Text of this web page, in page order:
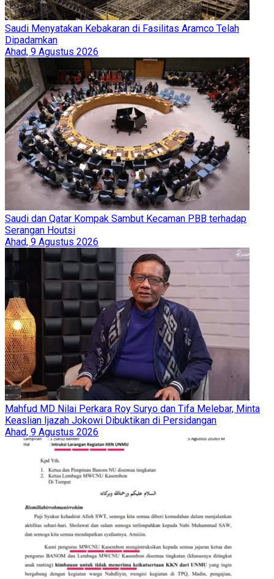
Saudi Menyatakan Kebakaran di Fasilitas Aramco Telah
Dipadamkan
Ahad, 9 Agustus 2026
Saudi dan Qatar Kompak Sambut Kecaman PBB terhadap
Serangan Houtsi
Ahad, 9 Agustus 2026
Mahfud MD Nilai Perkara Roy Suryo dan Tifa Melebar, Minta
Keaslian Ijazah Jokowi Dibuktikan di Persidangan
Ahad, 9 Agustus 2026